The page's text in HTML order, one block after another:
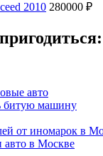
2010 280000 ₽
авто
битую машину
от иномарок в
в Москве